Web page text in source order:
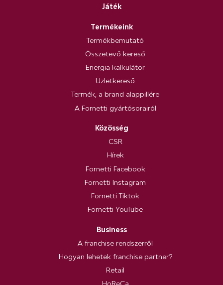
Játék
Termékeink
Termékbemutató
Összetevő kereső
Energia kalkulátor
Üzletkereső
Termék, a brand alappillére
A Fornetti gyártósorairól
Közösség
CSR
Hírek
Fornetti Facebook
Fornetti Instagram
Fornetti Tiktok
Fornetti YouTube
Business
A franchise rendszerről
Hogyan lehetek franchise partner?
Retail